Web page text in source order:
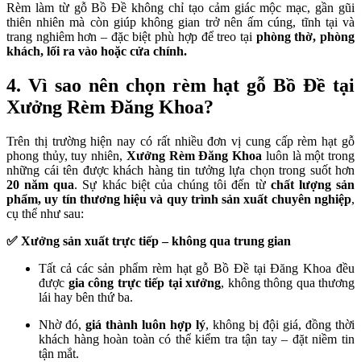
Rèm làm từ gỗ Bồ Đề không chỉ tạo cảm giác mộc mạc, gần gũi
thiên nhiên mà còn giúp không gian trở nên ấm cúng, tĩnh tại và
trang nghiêm hơn – đặc biệt phù hợp để treo tại phòng thờ, phòng
khách, lối ra vào hoặc cửa chính.
4. Vì sao nên chọn rèm hạt gỗ Bồ Đề tại
Xưởng Rèm Đăng Khoa?
Trên thị trường hiện nay có rất nhiều đơn vị cung cấp rèm hạt gỗ
phong thủy, tuy nhiên, Xưởng Rèm Đăng Khoa luôn là một trong
những cái tên được khách hàng tin tưởng lựa chọn trong suốt hơn
20 năm qua. Sự khác biệt của chúng tôi đến từ chất lượng sản
phẩm, uy tín thương hiệu và quy trình sản xuất chuyên nghiệp,
cụ thể như sau:
✅ Xưởng sản xuất trực tiếp – không qua trung gian
Tất cả các sản phẩm rèm hạt gỗ Bồ Đề tại Đăng Khoa đều
được gia công trực tiếp tại xưởng, không thông qua thương
lái hay bên thứ ba.
Nhờ đó, giá thành luôn hợp lý, không bị đội giá, đồng thời
khách hàng hoàn toàn có thể kiểm tra tận tay – đặt niềm tin
tận mắt.